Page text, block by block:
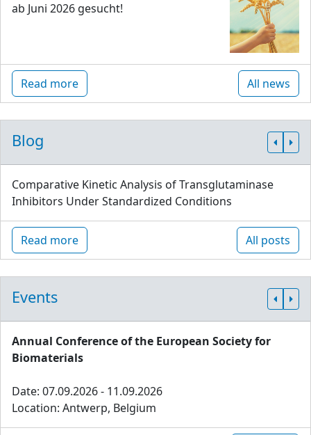
ab Juni 2026 gesucht!
Read more All news
Blog
Comparative Kinetic Analysis of Transglutaminase
Inhibitors Under Standardized Conditions
Read more All posts
Events
Annual Conference of the European Society for
Biomaterials
Date: 07.09.2026 - 11.09.2026
Location: Antwerp, Belgium